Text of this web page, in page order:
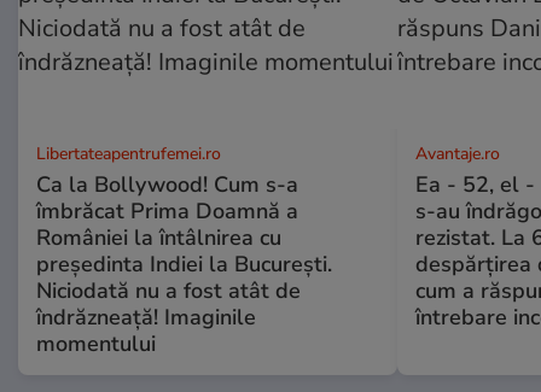
Libertateapentrufemei.ro
Ca la Bollywood! Cum s-a
îmbrăcat Prima Doamnă a
României la întâlnirea cu
președinta Indiei la București.
Niciodată nu a fost atât de
îndrăzneață! Imaginile
momentului
Avantaje.ro
Ea - 52, el -
s-au
rezistat. La
despărțirea
cum a
întrebare